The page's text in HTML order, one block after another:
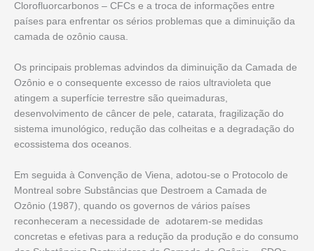
Clorofluorcarbonos – CFCs e a troca de informações entre
países para enfrentar os sérios problemas que a diminuição da
camada de ozônio causa.
Os principais problemas advindos da diminuição da Camada de
Ozônio e o consequente excesso de raios ultravioleta que
atingem a superfície terrestre são queimaduras,
desenvolvimento de câncer de pele, catarata, fragilização do
sistema imunológico, redução das colheitas e a degradação do
ecossistema dos oceanos.
Em seguida à Convenção de Viena, adotou-se o Protocolo de
Montreal sobre Substâncias que Destroem a Camada de
Ozônio (1987), quando os governos de vários países
reconheceram a necessidade de adotarem-se medidas
concretas e efetivas para a redução da produção e do consumo